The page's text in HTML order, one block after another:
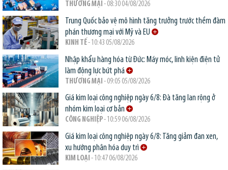
THƯƠNG MẠI - 08:30 04/08/2026
Trung Quốc bảo vệ mô hình tăng trưởng trước thềm đàm
phán thương mại với Mỹ và EU
KINH TẾ- 10:43 05/08/2026
Nhập khẩu hàng hóa từ Đức: Máy móc, linh kiện điện tử
làm động lực bứt phá
THƯƠNG MẠI - 09:05 05/08/2026
Giá kim loại công nghiệp ngày 6/8: Đà tăng lan rộng ở
nhóm kim loại cơ bản
CÔNG NGHIỆP- 10:59 06/08/2026
Giá kim loại công nghiệp ngày 6/8: Tăng giảm đan xen,
xu hướng phân hóa duy trì
KIM LOẠI - 10:47 06/08/2026